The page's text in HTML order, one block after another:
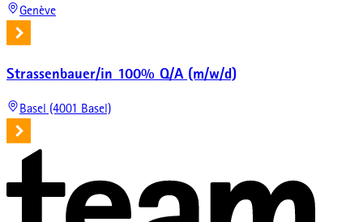
Genève
Strassenbauer/in 100% Q/A (m/w/d)
Basel (4001 Basel)